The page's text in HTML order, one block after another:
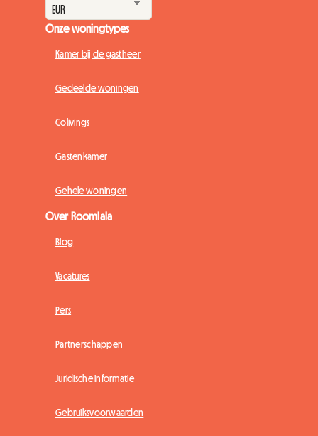
Onze woningtypes
Kamer bij de gastheer
Gedeelde woningen
Colivings
Gastenkamer
Gehele woningen
Over Roomlala
Blog
Vacatures
Pers
Partnerschappen
Juridische informatie
Gebruiksvoorwaarden